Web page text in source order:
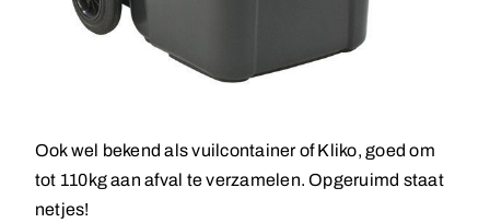
Ook wel bekend als vuilcontainer of Kliko, goed om
tot 110kg aan afval te verzamelen. Opgeruimd staat
netjes!